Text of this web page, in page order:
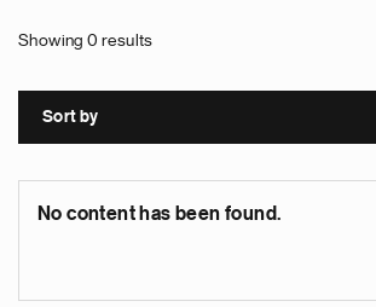
Showing 0 results
Sort by
No content has been found.